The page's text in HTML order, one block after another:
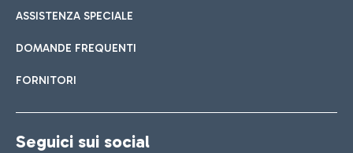
ASSISTENZA SPECIALE
DOMANDE FREQUENTI
FORNITORI
Seguici sui social